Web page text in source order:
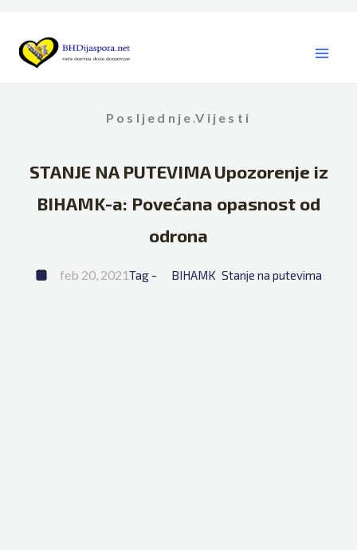
content
Posljednje ,Vijesti
STANJE NA PUTEVIMA Upozorenje iz
BIHAMK-a: Povećana opasnost od
odrona
feb 20, 2021Tag - BIHAMK Stanje na putevima